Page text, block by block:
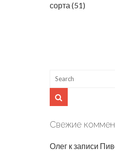
сорта (51)
Свежие
Олег к записи